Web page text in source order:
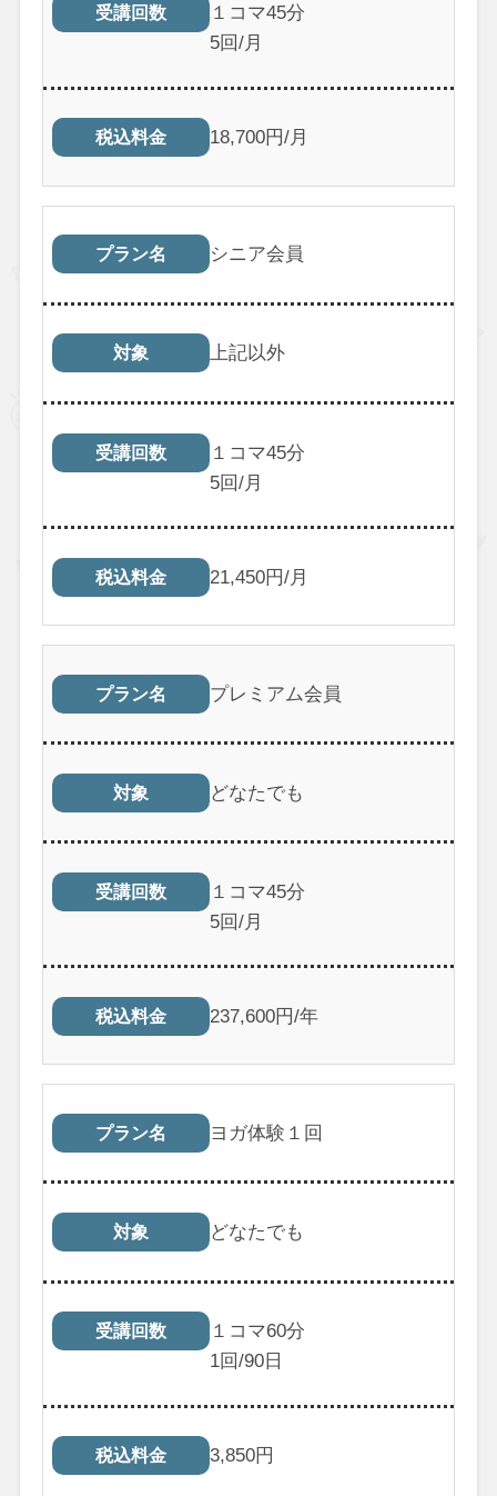
受講回数
１コマ45分
5回/月
税込料金 18,700円/月
プラン名 シニア会員
対象 上記以外
受講回数
１コマ45分
5回/月
税込料金 21,450円/月
プラン名 プレミアム会員
対象 どなたでも
受講回数
１コマ45分
5回/月
税込料金 237,600円/年
プラン名 ヨガ体験１回
対象 どなたでも
受講回数
１コマ60分
1回/90日
税込料金 3,850円